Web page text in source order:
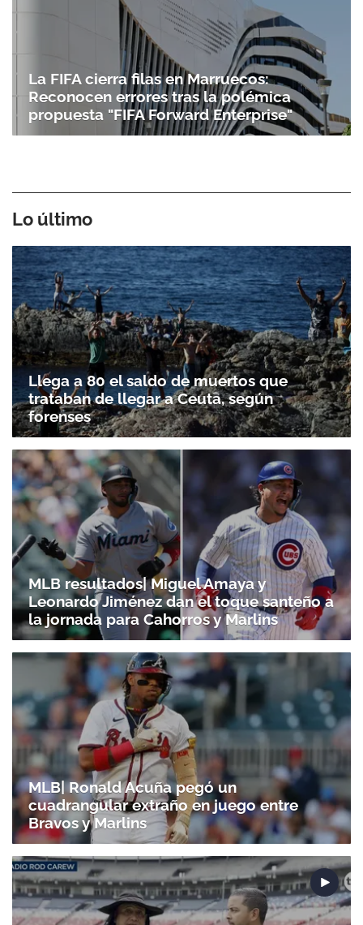
La FIFA cierra filas en Marruecos:
Reconocen errores tras la polémica
propuesta "FIFA Forward Enterprise"
Lo último
Llega a 80 el saldo de muertos que
trataban de llegar a Ceuta, según
forenses
MLB resultados| Miguel Amaya y
Leonardo Jiménez dan el toque santeño a
la jornada para Cahorros y Marlins
MLB| Ronald Acuña pegó un
cuadrangular extraño en juego entre
Bravos y Marlins